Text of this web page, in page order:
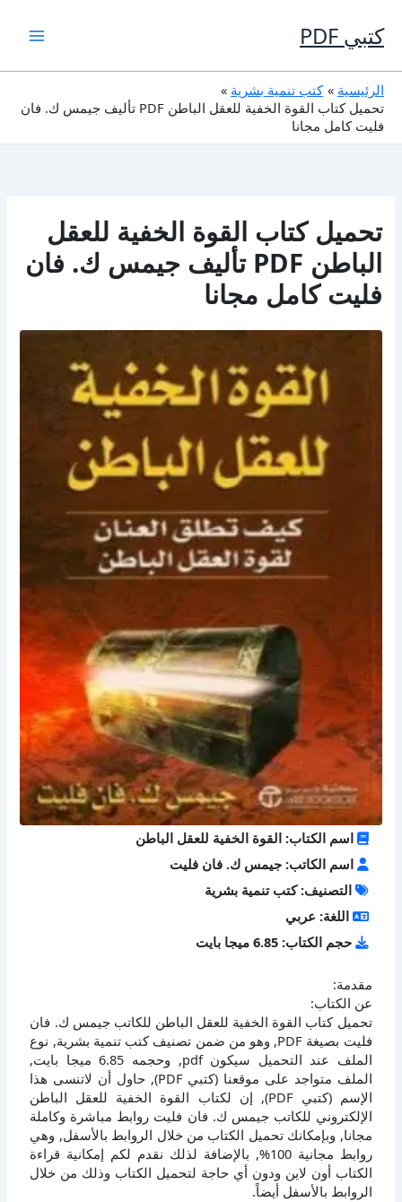
إلى
المحتوى
كتبي PDF
الرئيسية
كتب تنمية بشرية
تحميل كتاب القوة الخفية للعقل الباطن PDF تأليف جيمس ك. فان
فليت كامل مجانا
تحميل كتاب القوة الخفية للعقل
الباطن PDF تأليف جيمس ك. فان
فليت كامل مجانا
اسم الكتاب: القوة الخفية للعقل الباطن
اسم الكاتب: جيمس ك. فان فليت
التصنيف: كتب تنمية بشرية
اللغة: عربي
حجم الكتاب: 6.85 ميجا بايت
مقدمة:
عن الكتاب:
تحميل كتاب القوة الخفية للعقل الباطن للكاتب جيمس ك. فان
فليت بصيغة PDF, وهو من ضمن تصنيف كتب تنمية بشرية, نوع
الملف عند التحميل سيكون pdf, وحجمه 6.85 ميجا بايت,
الملف متواجد على موقعنا (كتبي PDF), حاول أن لاتنسى هذا
الإسم (كتبي PDF), إن لكتاب القوة الخفية للعقل الباطن
الإلكتروني للكاتب جيمس ك. فان فليت روابط مباشرة وكاملة
مجانا, وبإمكانك تحميل الكتاب من خلال الروابط بالأسفل, وهي
روابط مجانية 100%, بالإضافة لذلك نقدم لكم إمكانية قراءة
الكتاب أون لاين ودون أي حاجة لتحميل الكتاب وذلك من خلال
الروابط بالأسفل أيضاً.